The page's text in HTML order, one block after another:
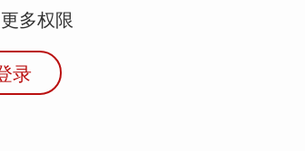
多权限
录